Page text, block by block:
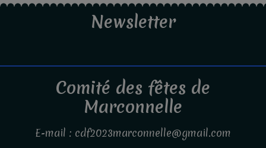
Newsletter
Comité des fêtes de
Marconnelle
E-mail : cdf2023marconnelle@gmail.com